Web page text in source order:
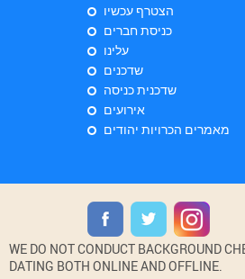
הצטרף עכשיו
כניסת חברים
עלינו
שדכנים
שדכנית כניסה
אירועים
מאמרים הכרויות יהודים
WE DO NOT CONDUCT BACKGROUND
DATING BOTH ONLINE AND OFFLINE.